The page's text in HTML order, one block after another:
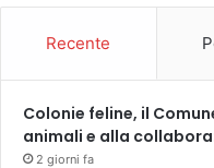
Recente
Colonie feline, il
animali e alla
2 giorni fa